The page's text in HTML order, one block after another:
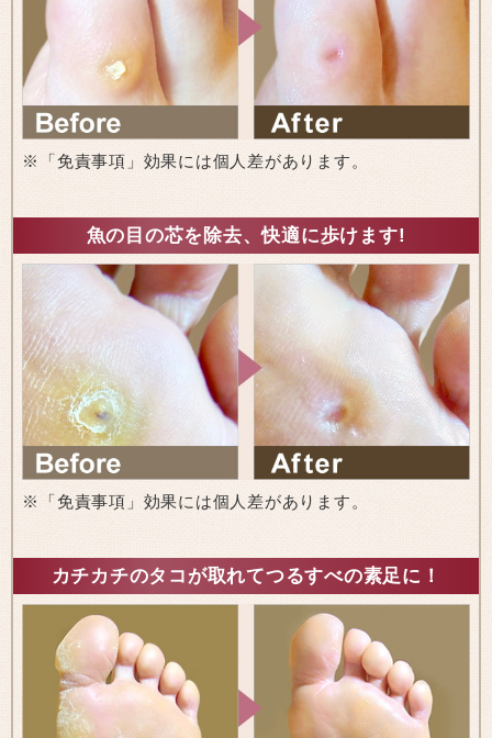
※「免責事項」効果には個人差があります。
魚の目の芯を除去、快適に歩けます!
※「免責事項」効果には個人差があります。
カチカチのタコが取れてつるすべの素足に！